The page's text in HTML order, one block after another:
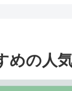
めの人